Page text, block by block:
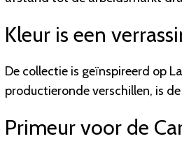
Kleur is een
De collectie is geïnspireerd op
productieronde verschillen, is
Primeur voor de